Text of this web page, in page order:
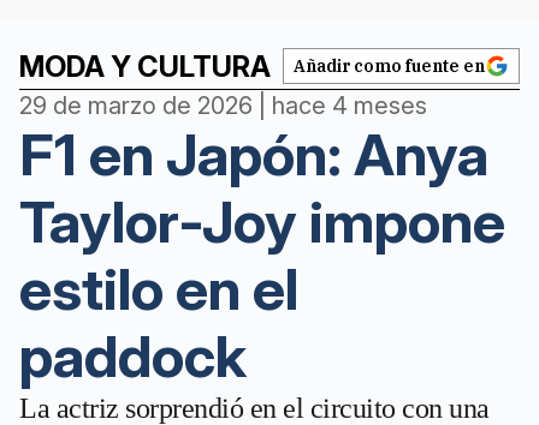
MODA Y CULTURA Añadir como fuente en
29 de marzo de 2026 | hace 4 meses
F1 en Japón: Anya
Taylor-Joy impone
estilo en el
paddock
La actriz sorprendió en el circuito con una